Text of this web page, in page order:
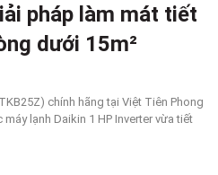
pháp làm mát tiết
dưới 15m²
chính hãng tại Việt Tiên Phong
lạnh Daikin 1 HP Inverter vừa tiết